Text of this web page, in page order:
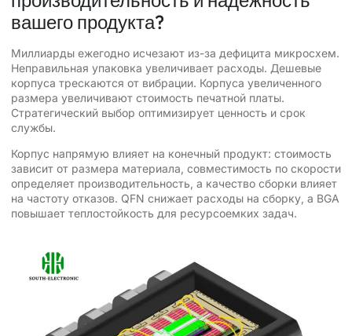
вашего продукта?
Миллиарды ежегодно исчезают из-за дефицита микросхем.
Неправильная упаковка увеличивает расходы. Дешевые
корпуса трескаются от вибрации. Корпуса увеличенного
размера увеличивают стоимость печатной платы.
Стратегический выбор оптимизирует ценность и срок
службы.
Корпус напрямую влияет на конечный продукт: стоимость
зависит от размера материала, совместимость по скорости
определяет производительность, а качество сборки влияет
на частоту отказов. QFN снижает расходы на сборку, а BGA
повышает теплостойкость для ресурсоемких задач.